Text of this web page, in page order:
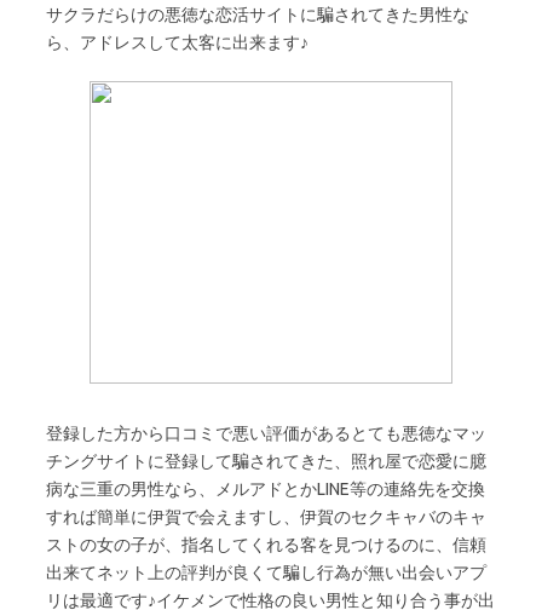
サクラだらけの悪徳な恋活サイトに騙されてきた男性な
ら、アドレスして太客に出来ます♪
登録した方から口コミで悪い評価があるとても悪徳なマッ
チングサイトに登録して騙されてきた、照れ屋で恋愛に臆
病な三重の男性なら、メルアドとかLINE等の連絡先を交換
すれば簡単に伊賀で会えますし、伊賀のセクキャバのキャ
ストの女の子が、指名してくれる客を見つけるのに、信頼
出来てネット上の評判が良くて騙し行為が無い出会いアプ
リは最適です♪イケメンで性格の良い男性と知り合う事が出